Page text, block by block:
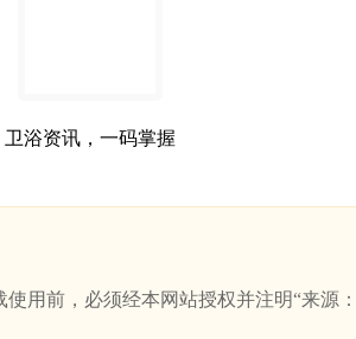
卫浴资讯，一码掌握
用前，必须经本网站授权并注明“来源